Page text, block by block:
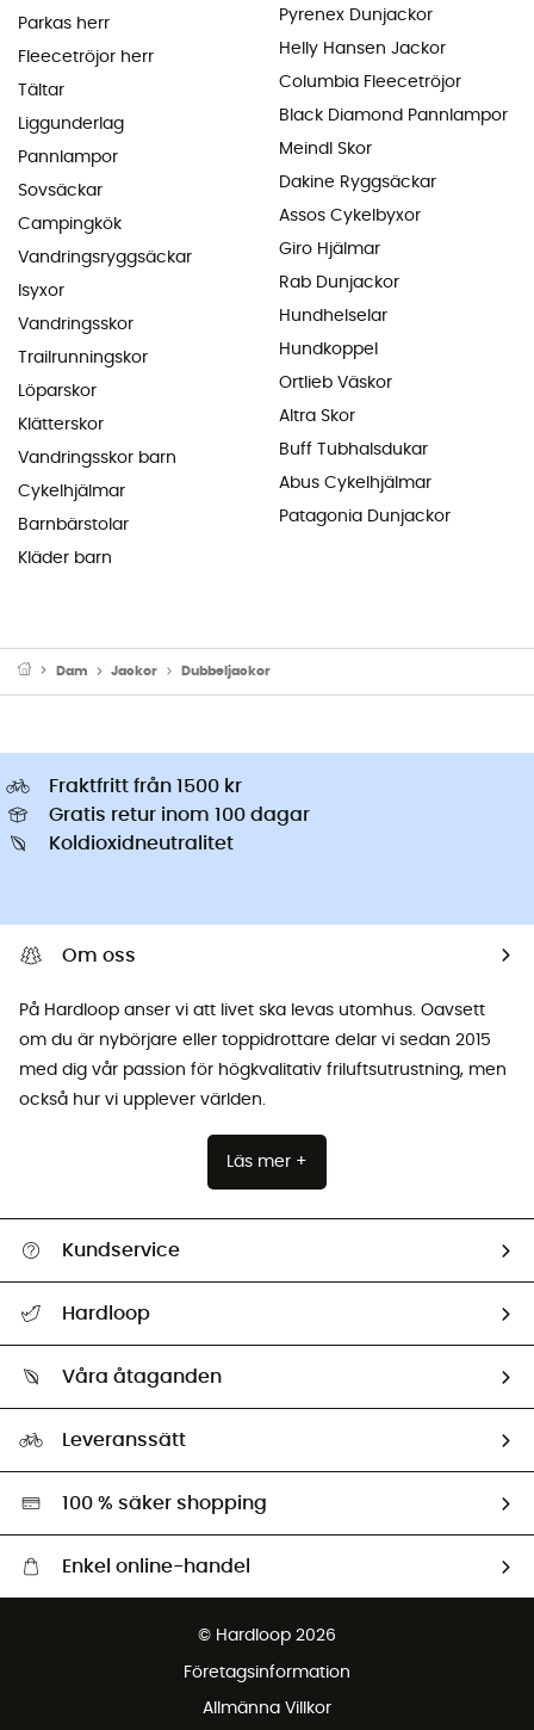
Parkas herr
Fleecetröjor herr
Tältar
Liggunderlag
Pannlampor
Sovsäckar
Campingkök
Vandringsryggsäckar
Isyxor
Vandringsskor
Trailrunningskor
Löparskor
Klätterskor
Vandringsskor barn
Cykelhjälmar
Barnbärstolar
Kläder barn
Pyrenex Dunjackor
Helly Hansen Jackor
Columbia Fleecetröjor
Black Diamond Pannlampor
Meindl Skor
Dakine Ryggsäckar
Assos Cykelbyxor
Giro Hjälmar
Rab Dunjackor
Hundhelselar
Hundkoppel
Ortlieb Väskor
Altra Skor
Buff Tubhalsdukar
Abus Cykelhjälmar
Patagonia Dunjackor
Dam Jackor Dubbeljackor
Fraktfritt från 1500 kr
Gratis retur inom 100 dagar
Koldioxidneutralitet
Om oss
På Hardloop anser vi att livet ska levas utomhus. Oavsett
om du är nybörjare eller toppidrottare delar vi sedan 2015
med dig vår passion för högkvalitativ friluftsutrustning, men
också hur vi upplever världen.
Läs mer +
Kundservice
Retur & återbetalning
Hardloop
Ambassadörer
Våra åtaganden
Miljöanpassat urval
Leveranssätt
100 % säker shopping
Enkel online-handel
© Hardloop 2026
Företagsinformation
Allmänna Villkor